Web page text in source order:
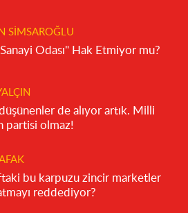
SIMSAROĞLU
Odası" Hak Etmiyor mu?
de alıyor artık. Milli
partisi olmaz!
bu karpuzu zincir marketler
reddediyor?